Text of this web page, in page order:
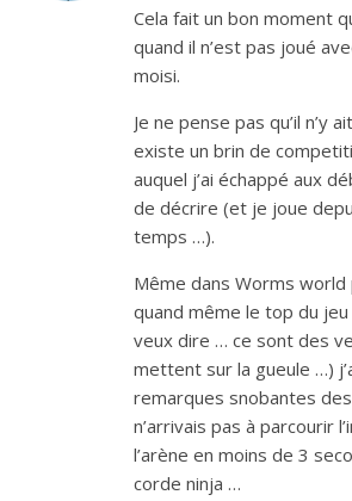
Cela fait un bon moment
quand il n’est pas joué
moisi.
Je ne pense pas qu’il n’y
existe un brin de
auquel j’ai échappé aux
de décrire (et je joue
temps …).
Même dans Worms
quand même le top du
veux dire … ce sont des
mettent sur la gueule …)
remarques snobantes
n’arrivais pas à parcourir
l’arène en moins de 3
corde ninja …